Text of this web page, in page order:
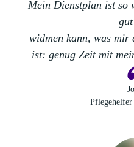
Mein Dienstplan ist so
widmen kann, was mir
ist: genug Zeit mit